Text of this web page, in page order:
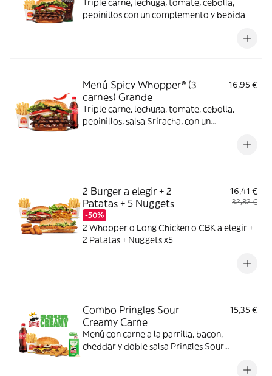
Triple carne, lechuga, tomate, cebolla,
pepinillos con un complemento y bebida
Menú Spicy Whopper® (3
carnes) Grande
16,95 €
Triple carne, lechuga, tomate, cebolla,
pepinillos, salsa Sriracha, con un
2 Burger a elegir + 2
Patatas + 5 Nuggets
-50%
16,41 €
32,82 €
2 Whopper o Long Chicken o CBK a elegir +
2 Patatas + Nuggets x5
Combo Pringles Sour
Creamy Carne
15,35 €
Menú con carne a la parrilla, bacon,
cheddar y doble salsa Pringles Sour